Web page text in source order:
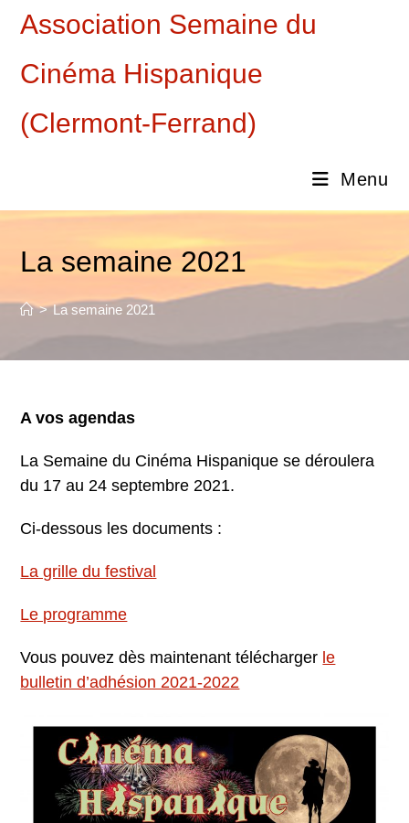
Association Semaine du
Cinéma Hispanique
(Clermont-Ferrand)
Menu
La semaine 2021
> La semaine 2021
A vos agendas
La Semaine du Cinéma Hispanique se déroulera
du 17 au 24 septembre 2021.
Ci-dessous les documents :
La grille du festival
Le programme
Vous pouvez dès maintenant télécharger le
bulletin d’adhésion 2021-2022